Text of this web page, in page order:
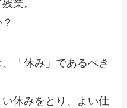
業。
「休み」であるべき
休みをとり、よい仕